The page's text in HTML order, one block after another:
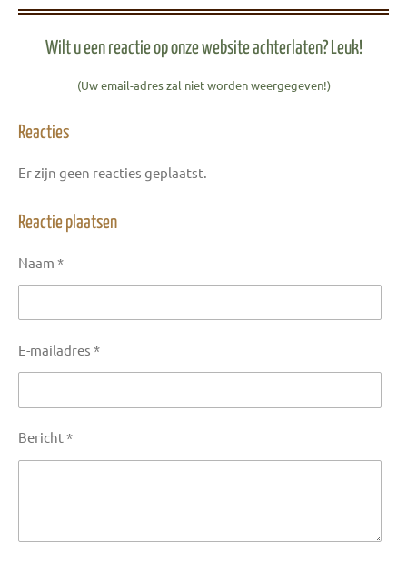
Wilt u een reactie op onze website achterlaten? Leuk!
(Uw email-adres zal niet worden weergegeven!)
Reacties
Er zijn geen reacties geplaatst.
Reactie plaatsen
Naam *
E-mailadres *
Bericht *